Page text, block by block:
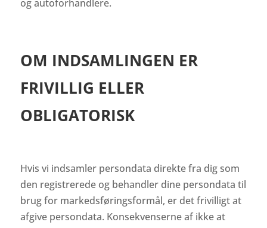
og autoforhandlere.
OM INDSAMLINGEN ER
FRIVILLIG ELLER
OBLIGATORISK
Hvis vi indsamler persondata direkte fra dig som
den registrerede og behandler dine persondata til
brug for markedsføringsformål, er det frivilligt at
afgive persondata. Konsekvenserne af ikke at